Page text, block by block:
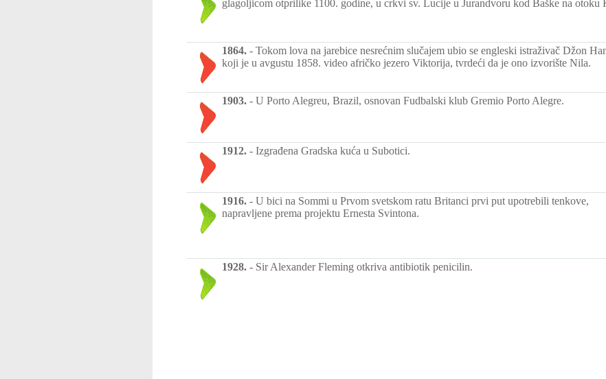
glagoljicom otprilike 1100. godine, u crkvi sv. Lucije u Jurandvoru kod Baške na otoku
1864. - Tokom lova na jarebice nesrećnim slučajem ubio se engleski istraživač Džon
koji je u avgustu 1858. video afričko jezero Viktorija, tvrdeći da je ono izvorište Nila.
1903. - U Porto Alegreu, Brazil, osnovan Fudbalski klub Gremio Porto Alegre.
1912. - Izgrađena Gradska kuća u Subotici.
1916. - U bici na Sommi u Prvom svetskom ratu Britanci prvi put upotrebili tenkove,
napravljene prema projektu Ernesta Svintona.
1928. - Sir Alexander Fleming otkriva antibiotik penicilin.